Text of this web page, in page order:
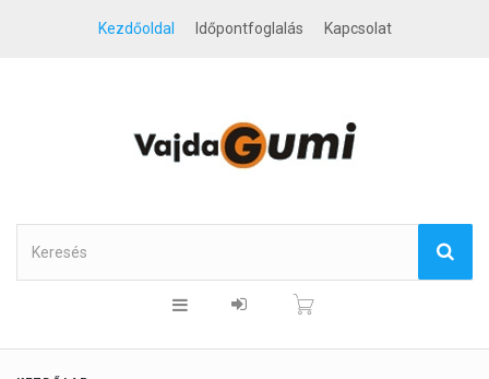
Kezdőoldal Időpontfoglalás Kapcsolat